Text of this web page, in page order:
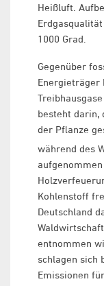
Heißluft.
1000 Grad.
Gegenüber
Energieträger
besteht darin,
der Pflanze
während des
Kohlenstoff
Deutschland
entnommen
schlagen sich
Emissionen